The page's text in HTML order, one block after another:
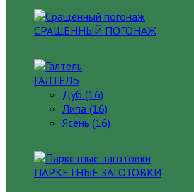
СРАЩЕННЫЙ ПОГОНАЖ
ГАЛТЕЛЬ
Дуб (16)
Липа (16)
Ясень (16)
ПАРКЕТНЫЕ ЗАГОТОВКИ